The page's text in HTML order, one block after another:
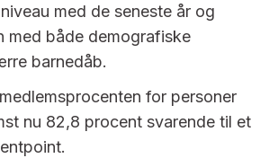
med de seneste år og
med både demografiske
barnedåb.
for personer
nu 82,8 procent svarende til et